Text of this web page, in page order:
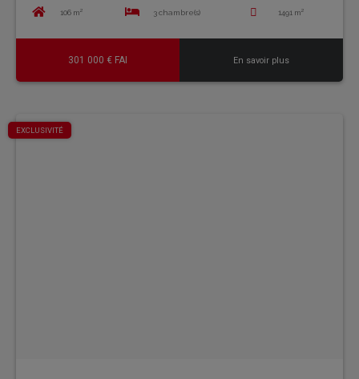
106 m² 3 chambre(s) 1491 m²
301 000 € FAI En savoir plus
EXCLUSIVITÉ